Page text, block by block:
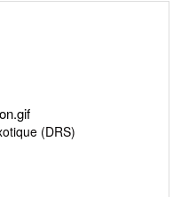
(DRS)